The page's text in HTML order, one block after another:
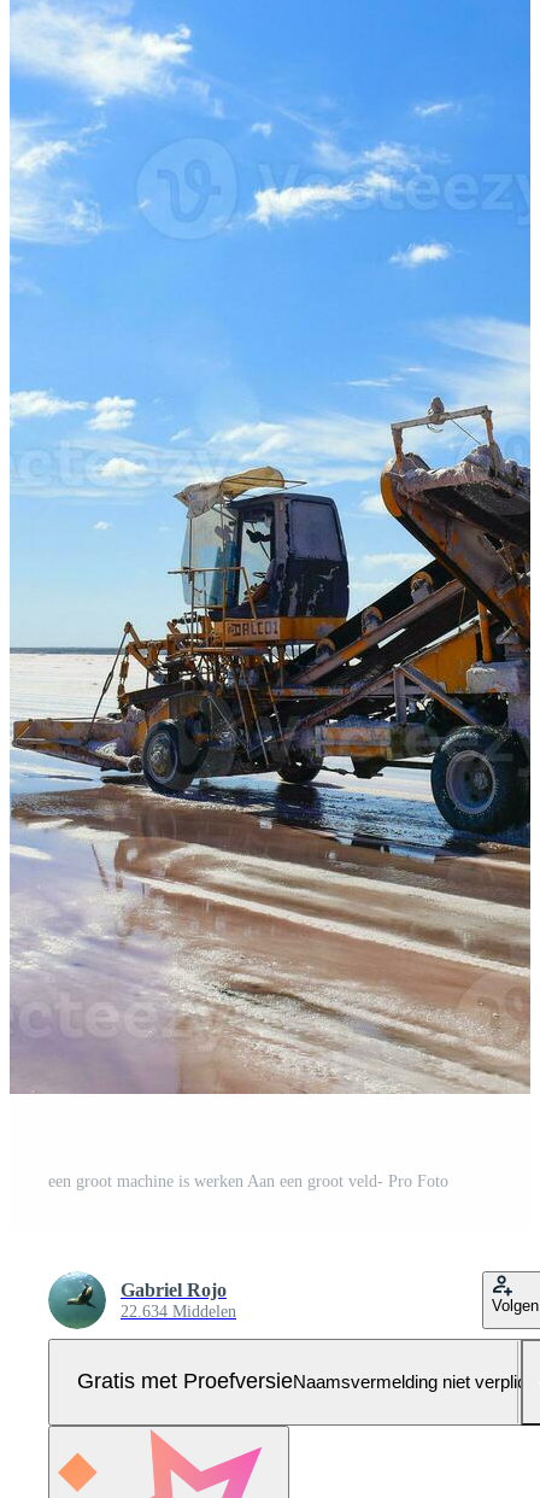
een groot machine is werken Aan een groot veld- Pro Foto
Gabriel Rojo
22.634 Middelen Volgen
Gratis met ProefversieNaamsvermelding niet verplicht